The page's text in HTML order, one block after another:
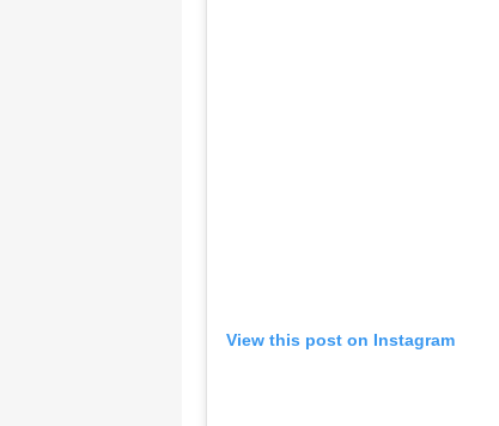
View this post on Instagram